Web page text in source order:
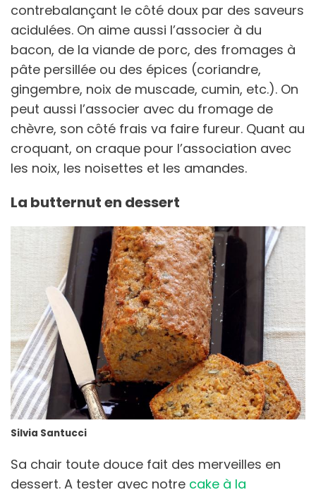
contrebalançant le côté doux par des saveurs
acidulées. On aime aussi l’associer à du
bacon, de la viande de porc, des fromages à
pâte persillée ou des épices (coriandre,
gingembre, noix de muscade, cumin, etc.). On
peut aussi l’associer avec du fromage de
chèvre, son côté frais va faire fureur. Quant au
croquant, on craque pour l’association avec
les noix, les noisettes et les amandes.
La butternut en dessert
Silvia Santucci
Sa chair toute douce fait des merveilles en
dessert. A tester avec notre cake à la